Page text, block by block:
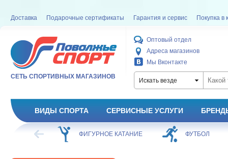
Доставка Подарочные сертификаты Гарантия и сервис Покупка в
СЕТЬ СПОРТИВНЫХ МАГАЗИНОВ
Оптовый отдел
Адреса магазинов
Мы Вконтакте
Искать везде
ВИДЫ СПОРТА СЕРВИСНЫЕ УСЛУГИ
ХОККЕЙ ФИГУРНОЕ КАТАНИЕ ФУТБОЛ